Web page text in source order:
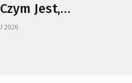
I Jakie…
2026